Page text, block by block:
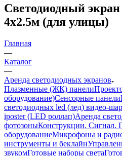
Светодиодный
4х2.5м (для улицы)
Главная
—
Каталог
—
Аренда светодиодных экранов
Плазменные (ЖК) панели
оборудование)Сенсорные панели
светодиодных led (лед) видео-
iposter (LED роллап)Аренда
фотозоныКонструкции. Сигнал.
оборудованиеМикрофоны и
инструменты и беклайн
звукомГотовые наборы света